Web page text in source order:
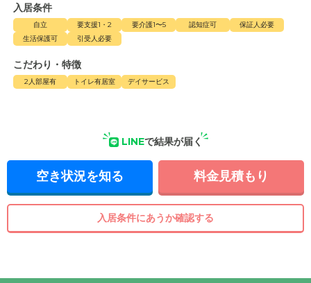
入居条件
自立 要支援1・2 要介護1〜5 認知症可
保証人必要
生活保護可
引受人必要
こだわり・特徴
2人部屋有 トイレ有居室 デイサービス
LINEで結果が届く
空き状況を知る 料金見積もり
入居条件にあうか確認する